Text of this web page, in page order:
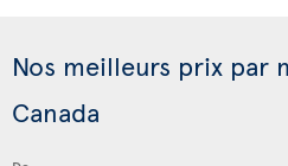
Nos meilleurs prix par
Canada